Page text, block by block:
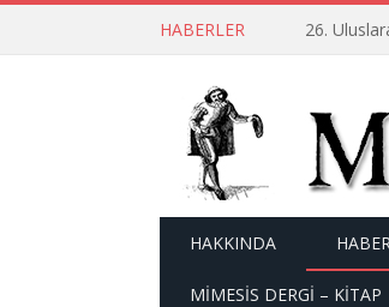
HABERLER 26.
HAKKINDA
MİMESİS DERGİ – KİTAP